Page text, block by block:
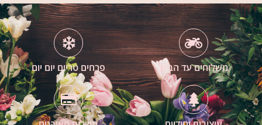
משלוחים עד הבית פרחים טריים יום יום